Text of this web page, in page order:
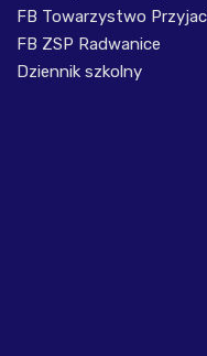
FB Towarzystwo
FB ZSP Radwanice
Dziennik szkolny